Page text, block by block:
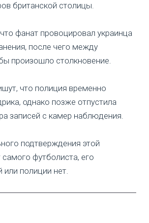
британской столицы.
фанат провоцировал украинца
после чего между
произошло столкновение.
что полиция временно
однако позже отпустила
записей с камер наблюдения.
подтверждения этой
футболиста, его
или полиции нет.